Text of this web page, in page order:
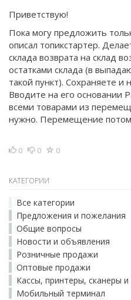
Приветствую!
Пока могу предложить
описал топикстартер.
склада возврата на склад
остатками склада (в
такой пункт). Сохраняете и
Вводите на его основании
всеми товарами из
нужно. Перемещение
0 0 0
КАТЕГОРИИ
Все категории
Предложения и пожелания
Общие вопросы
Новости и объявления
Розничные продажи
Оптовые продажи
Кассы, принтеры, сканеры и
Мобильный терминал